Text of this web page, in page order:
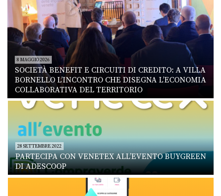
8 MAGGIO 2026
SOCIETÀ BENEFIT E CIRCUITI DI CREDITO: A VILLA
BORNELLO L’INCONTRO CHE DISEGNA L’ECONOMIA
COLLABORATIVA DEL TERRITORIO
28 SETTEMBRE 2022
PARTECIPA CON VENETEX ALL’EVENTO BUYGREEN
DI ADESCOOP